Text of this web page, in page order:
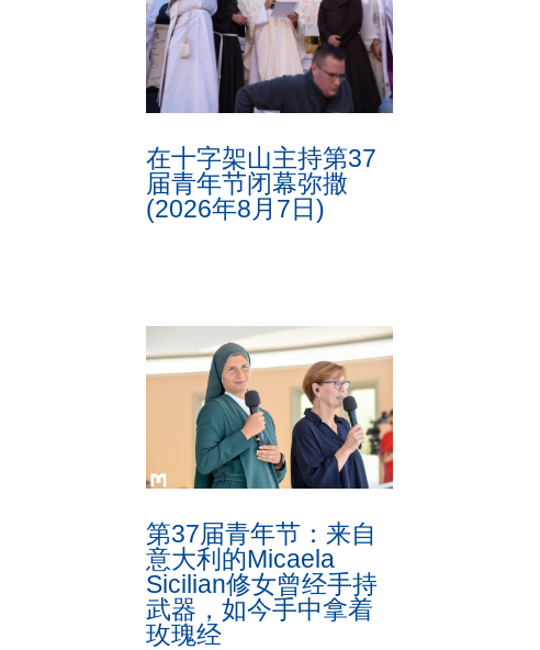
在十字架山主持第37
届青年节闭幕弥撒
(2026年8月7日)
第37届青年节：来自
意大利的Micaela
Sicilian修女曾经手持
武器，如今手中拿着
玫瑰经